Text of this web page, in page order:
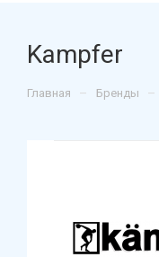
Kampfer
Главная – Бренды –